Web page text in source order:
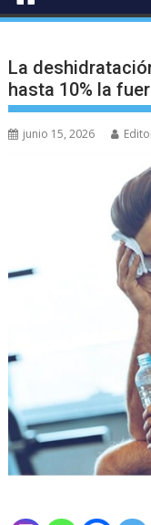
La
hasta 10% la
junio 15, 2026